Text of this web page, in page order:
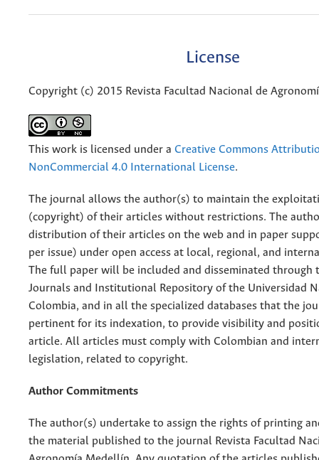
License
Copyright (c) 2015 Revista Facultad Nacional de
This work is licensed under a Creative Commons
NonCommercial 4.0 International License.
The journal allows the author(s) to maintain the
(copyright) of their articles without restrictions. The
distribution of their articles on the web and in paper
per issue) under open access at local, regional, and
The full paper will be included and disseminated through
Journals and Institutional Repository of the Universidad
Colombia, and in all the specialized databases that the
pertinent for its indexation, to provide visibility and
article. All articles must comply with Colombian and
legislation, related to copyright.
Author Commitments
The author(s) undertake to assign the rights of printing
the material published to the journal Revista Facultad